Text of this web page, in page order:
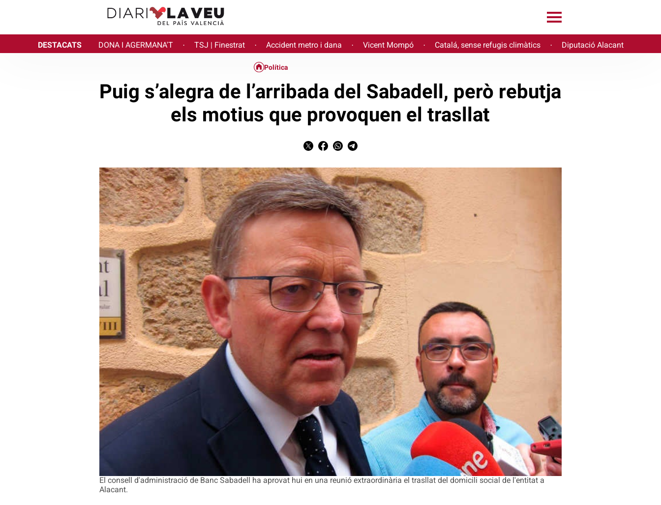
DESTACATS DONA I AGERMANA'T · TSJ | Finestrat · Accident metro i dana · Vicent Mompó · Catalá, sense refugis climàtics · Diputació Alacant
El consell d'administració de Banc Sabadell ha aprovat hui en una reunió extraordinària el trasllat del domicili social de l'entitat a
Alacant.
Política
Puig s’alegra de l’arribada del Sabadell, però rebutja
els motius que provoquen el trasllat